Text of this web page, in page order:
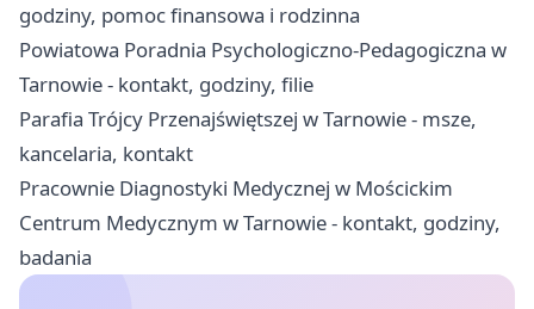
godziny, pomoc finansowa i rodzinna
Powiatowa Poradnia Psychologiczno-Pedagogiczna w
Tarnowie - kontakt, godziny, filie
Parafia Trójcy Przenajświętszej w Tarnowie - msze,
kancelaria, kontakt
Pracownie Diagnostyki Medycznej w Mościckim
Centrum Medycznym w Tarnowie - kontakt, godziny,
badania